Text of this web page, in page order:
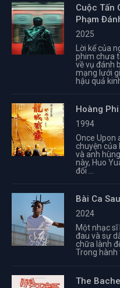
Cuộc Tấn
Phạm
2025
Lời kể của
phim chưa
về vụ đánh
mạng lưới
hậu quả kinh
Hoàng
1994
Once Upon
chuyện của
và anh
này, Huo
đối ...
Bài Ca
2024
Một nhạc
đau và sự
chữa lành
Trong hành
The